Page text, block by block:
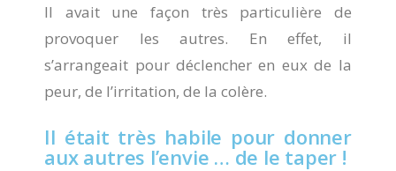
Il avait une façon très particulière de
provoquer les autres. En effet, il
s’arrangeait pour déclencher en eux de la
peur, de l’irritation, de la colère.
Il était très habile pour donner
aux autres l’envie … de le taper !